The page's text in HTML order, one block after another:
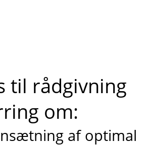
til rådgivning
om:
af optimal